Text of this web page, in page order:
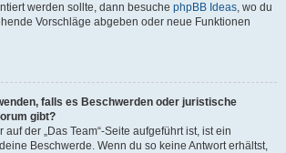
werden sollte, dann besuche phpBB Ideas, wo du
Vorschläge abgeben oder neue Funktionen
falls es Beschwerden oder juristische
gibt?
auf der „Das Team“-Seite aufgeführt ist, ist ein
Beschwerde. Wenn du so keine Antwort erhältst,